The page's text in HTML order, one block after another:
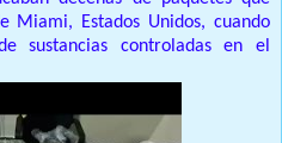
Miami, Estados Unidos, cuando
sustancias controladas en el